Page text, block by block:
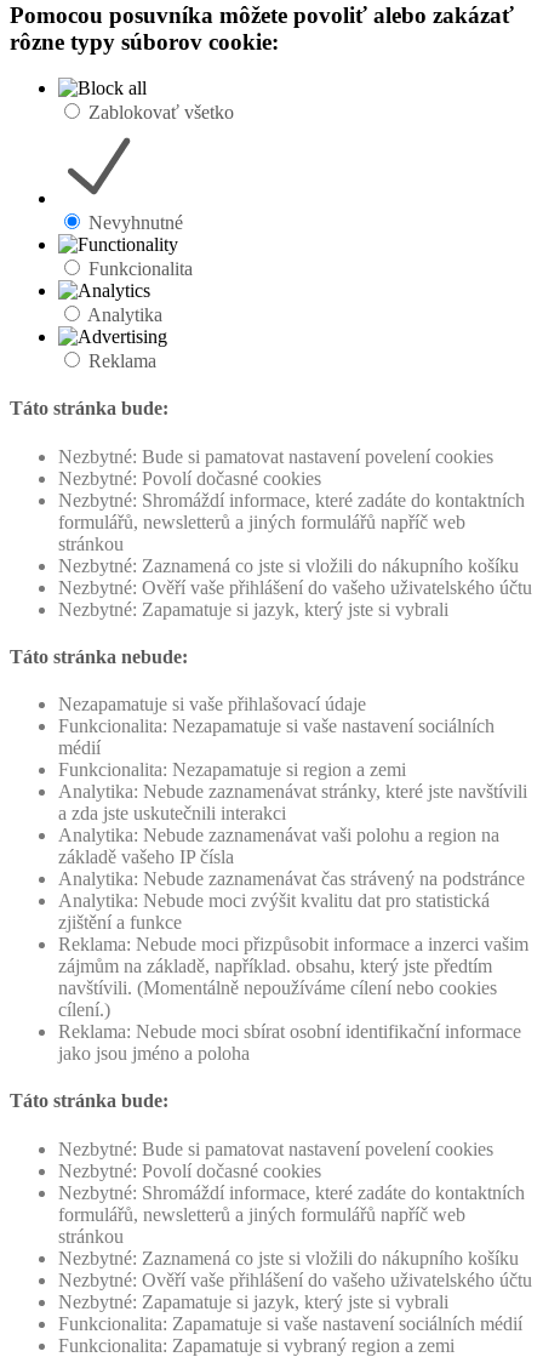
Pomocou posuvníka môžete povoliť alebo zakázať
rôzne typy súborov cookie:
Zablokovať všetko
Nevyhnutné
Funkcionalita
Analytika
Reklama
Táto stránka bude:
Nezbytné: Bude si pamatovat nastavení povelení cookies
Nezbytné: Povolí dočasné cookies
Nezbytné: Shromáždí informace, které zadáte do kontaktních
formulářů, newsletterů a jiných formulářů napříč web
stránkou
Nezbytné: Zaznamená co jste si vložili do nákupního košíku
Nezbytné: Ověří vaše přihlášení do vašeho uživatelského účtu
Nezbytné: Zapamatuje si jazyk, který jste si vybrali
Táto stránka nebude:
Nezapamatuje si vaše přihlašovací údaje
Funkcionalita: Nezapamatuje si vaše nastavení sociálních
médií
Funkcionalita: Nezapamatuje si region a zemi
Analytika: Nebude zaznamenávat stránky, které jste navštívili
a zda jste uskutečnili interakci
Analytika: Nebude zaznamenávat vaši polohu a region na
základě vašeho IP čísla
Analytika: Nebude zaznamenávat čas strávený na podstránce
Analytika: Nebude moci zvýšit kvalitu dat pro statistická
zjištění a funkce
Reklama: Nebude moci přizpůsobit informace a inzerci vašim
zájmům na základě, například. obsahu, který jste předtím
navštívili. (Momentálně nepoužíváme cílení nebo cookies
cílení.)
Reklama: Nebude moci sbírat osobní identifikační informace
jako jsou jméno a poloha
Táto stránka bude:
Nezbytné: Bude si pamatovat nastavení povelení cookies
Nezbytné: Povolí dočasné cookies
Nezbytné: Shromáždí informace, které zadáte do kontaktních
formulářů, newsletterů a jiných formulářů napříč web
stránkou
Nezbytné: Zaznamená co jste si vložili do nákupního košíku
Nezbytné: Ověří vaše přihlášení do vašeho uživatelského účtu
Nezbytné: Zapamatuje si jazyk, který jste si vybrali
Funkcionalita: Zapamatuje si vaše nastavení sociálních médií
Funkcionalita: Zapamatuje si vybraný region a zemi